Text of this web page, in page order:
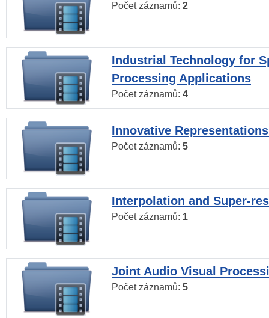
Počet záznamů: 2
Industrial Technology for
Processing Applications
Počet záznamů: 4
Innovative
Počet záznamů: 5
Interpolation and Super-
Počet záznamů: 1
Joint Audio Visual
Počet záznamů: 5